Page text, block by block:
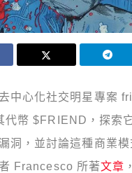
中心化社交明星專案
代幣 $FRIEND，探索
洞，並討論這種商業
Francesco 所著文章